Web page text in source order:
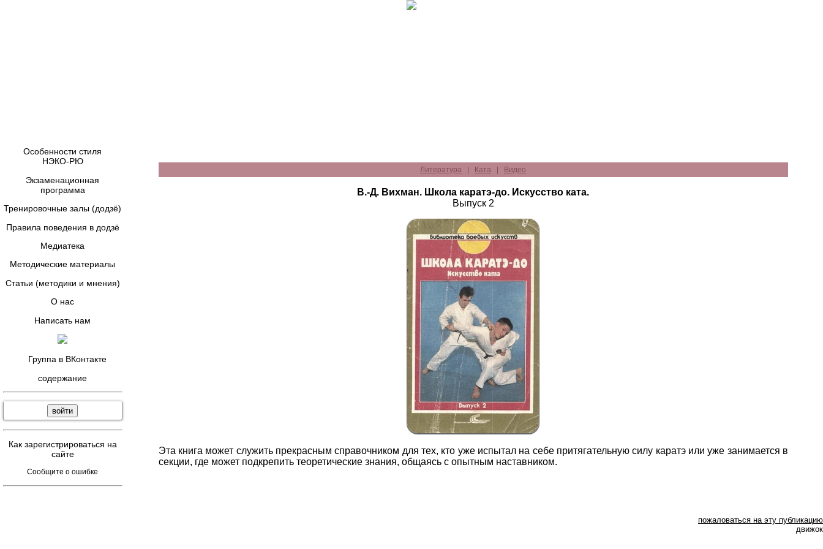
Литература Ката Видео
В.-Д. Вихман. Школа каратэ-до. Искусство ката.
Выпуск 2
Эта книга может служить прекрасным справочником для тех, кто уже испытал на себе притягательную силу каратэ или уже занимается в
секции, где может подкрепить теоретические знания, общаясь с опытным наставником.
Особенности стиля
НЭКО-РЮ
Экзаменационная
программа
Тренировочные залы (додзё)
Правила поведения в додзё
Медиатека
Методические материалы
Статьи (методики и мнения)
О нас
Написать нам
Группа в ВКонтакте
содержание
Как зарегистрироваться на
сайте
Сообщите о ошибке
пожаловаться на эту публикацию
движок